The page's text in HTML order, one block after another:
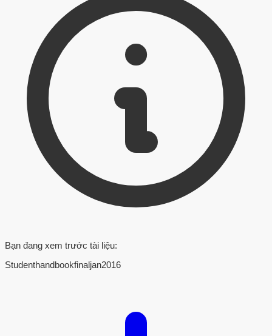
Bạn đang xem trước tài liệu:
Studenthandbookfinaljan2016